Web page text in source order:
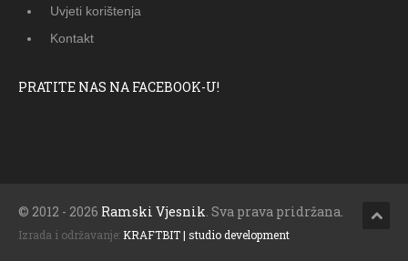
Uvjeti korištenja
Kontakt
PRATITE NAS NA FACEBOOK-U!
© 2012 - 2026 Ramski Vjesnik. Sva prava pridržana.
Izrada i održavanje: KRAFTBIT | studio development